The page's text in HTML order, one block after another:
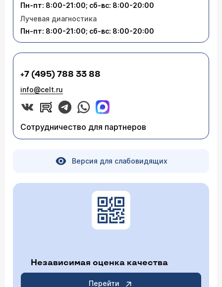
Пн-пт: 8:00-21:00; сб-вс: 8:00-20:00
Лучевая диагностика
Пн-пт: 8:00-21:00; сб-вс: 8:00-20:00
+7 (495) 788 33 88
info@celt.ru
Сотрудничество для партнеров
Версия для слабовидящих
Независимая оценка качества
Перейти